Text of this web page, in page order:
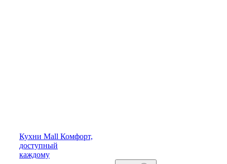
Кухни Mall Комфорт,
доступный
каждому